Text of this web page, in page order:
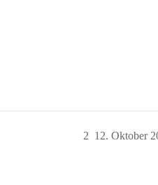
12. Oktober
2